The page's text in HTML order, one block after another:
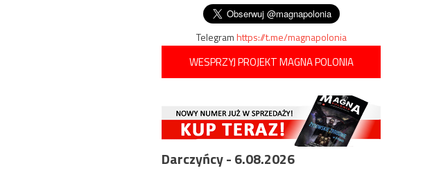
Telegramhttps://t.me/magnapolonia
WESPRZYJ PROJEKT MAGNA POLONIA
Darczyńcy - 6.08.2026